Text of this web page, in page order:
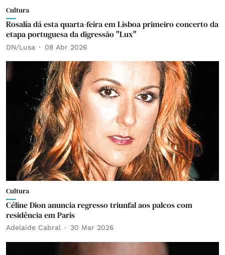
Cultura
Rosalía dá esta quarta-feira em Lisboa primeiro concerto da
etapa portuguesa da digressão "Lux"
DN/Lusa 08 Abr 2026
Cultura
Céline Dion anuncia regresso triunfal aos palcos com
residência em Paris
Adelaide Cabral 30 Mar 2026